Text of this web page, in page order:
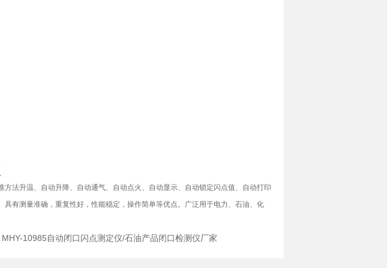
法升温、自动升降、自动通气、自动点火、自动显示、自动锁定闪点值、自动打印
有测量准确，重复性好，性能稳定，操作简单等优点。广泛用于电力、石油、化
MHY-10985自动闭口闪点测定仪/石油产品闭口检测仪厂家